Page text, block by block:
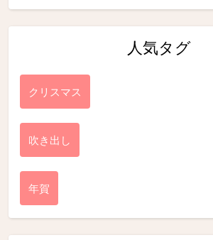
人気タグ
クリスマス
吹き出し
年賀